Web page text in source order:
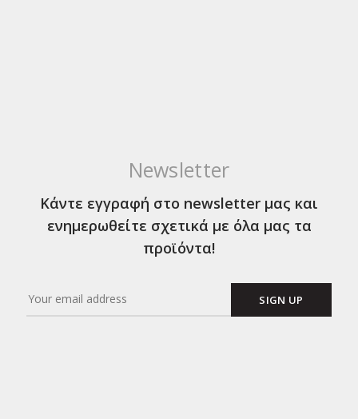
Newsletter
Κάντε εγγραφή στο newsletter μας και
ενημερωθείτε σχετικά με όλα μας τα
προϊόντα!